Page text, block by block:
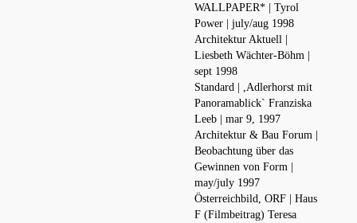
WALLPAPER* | Tyrol
Power | july/aug 1998
Architektur Aktuell |
Liesbeth Wächter-Böhm |
sept 1998
Standard | ,Adlerhorst mit
Panoramablick` Franziska
Leeb | mar 9, 1997
Architektur & Bau Forum |
Beobachtung über das
Gewinnen von Form |
may/july 1997
Österreichbild, ORF | Haus
F (Filmbeitrag) Teresa